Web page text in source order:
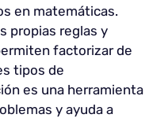
en matemáticas.
propias reglas y
factorizar de
tipos de
es una herramienta
y ayuda a